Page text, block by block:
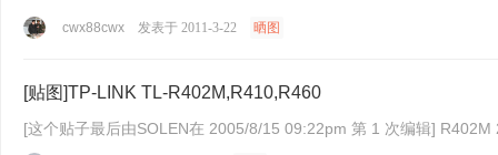
cwx88cwx 发表于 2011-3-22 晒图
[贴图]TP-LINK TL-R402M,R410,R460
[这个贴子最后由